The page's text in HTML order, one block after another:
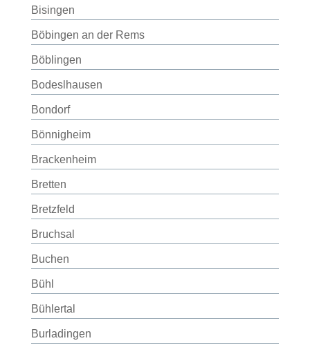
Bisingen
Böbingen an der Rems
Böblingen
Bodeslhausen
Bondorf
Bönnigheim
Brackenheim
Bretten
Bretzfeld
Bruchsal
Buchen
Bühl
Bühlertal
Burladingen